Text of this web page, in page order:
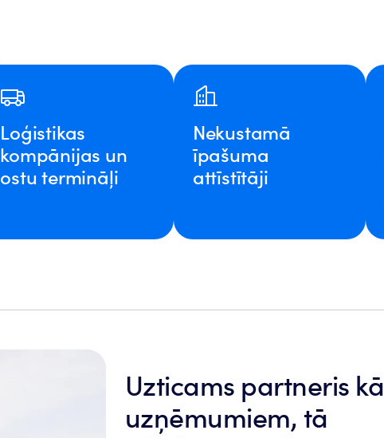
Loģistikas
kompānijas un
ostu termināļi
Nekustamā
īpašuma
attīstītāji
Uzticams partneris kā
uzņēmumiem, tā